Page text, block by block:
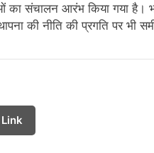
का संचालन आरंभ किया गया है।
की नीति की प्रगति पर भी